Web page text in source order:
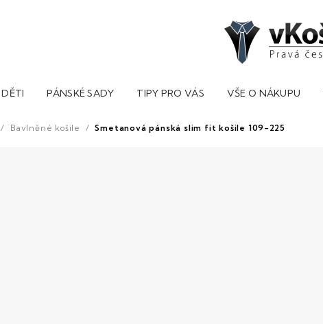
DĚTI PÁNSKÉ SADY TIPY PRO VÁS VŠE O NÁKUPU
/ Bavlněné košile / Smetanová pánská slim fit košile 109-225